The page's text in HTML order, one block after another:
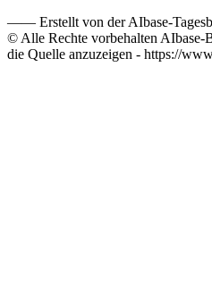
—— Erstellt von der AIbase-
© Alle Rechte vorbehalten AIbase-
die Quelle anzuzeigen - https://